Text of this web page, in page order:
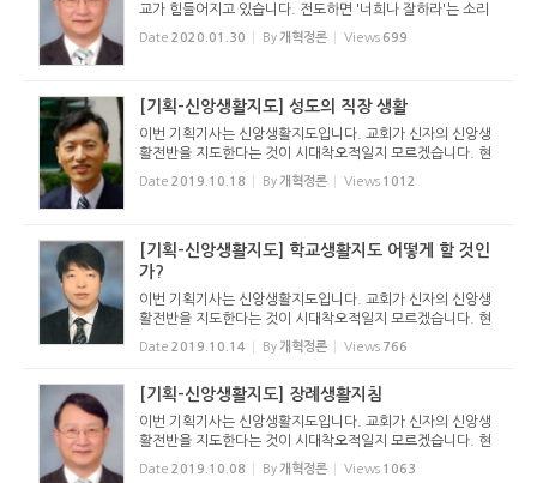
교가 힘들어지고 있습니다. 전도하면 '너희나 잘하라'는 소리
를 심심찮게 들을 수 있고, 선교에 대한 교회의 열의도 점차로
쇠퇴하고 있습니다. 복음을 전하는 것도 중요하지만 ...
Date 2020.01.30 By 개혁정론 Views 699
[기획-신앙생활지도] 성도의 직장 생활
이번 기획기사는 신앙생활지도입니다. 교회가 신자의 신앙생
활전반을 지도한다는 것이 시대착오적일지 모르겠습니다. 현
대교인들은 각자가 옳은대로 생활하고 있기 때문입니다. 교회
의 지도를 받으려고 하지 않습니다. 기본적으로 모든 신자들에
Date 2019.10.18 By 개혁정론 Views 1012
[기획-신앙생활지도] 학교생활지도 어떻게 할 것인
가?
이번 기획기사는 신앙생활지도입니다. 교회가 신자의 신앙생
활전반을 지도한다는 것이 시대착오적일지 모르겠습니다. 현
대교인들은 각자가 옳은대로 생활하고 있기 때문입니다. 교회
의 지도를 받으려고 하지 않습니다. 기본적으로 모든 신자들에
Date 2019.10.14 By 개혁정론 Views 766
[기획-신앙생활지도] 장례생활지침
이번 기획기사는 신앙생활지도입니다. 교회가 신자의 신앙생
활전반을 지도한다는 것이 시대착오적일지 모르겠습니다. 현
대교인들은 각자가 옳은대로 생활하고 있기 때문입니다. 교회
의 지도를 받으려고 하지 않습니다. 기본적으로 모든 신자들에
Date 2019.10.08 By 개혁정론 Views 1063